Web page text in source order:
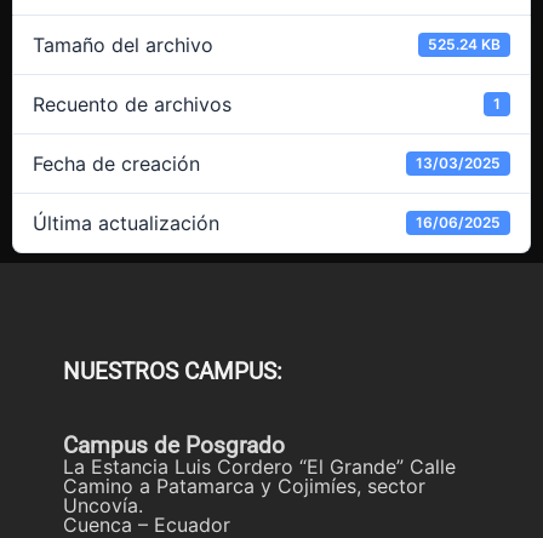
Tamaño del archivo 525.24 KB
Recuento de archivos 1
Fecha de creación 13/03/2025
Última actualización 16/06/2025
NUESTROS CAMPUS:
Campus de Posgrado
La Estancia Luis Cordero “El Grande” Calle
Camino a Patamarca y Cojimíes, sector
Uncovía.
Cuenca – Ecuador